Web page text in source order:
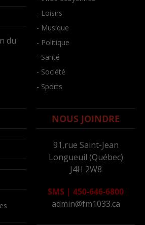
du
- Loisirs
- Musique
- Politique
- Santé
- Société
- Sports
NOUS JOINDRE
91,rue Saint-Jean
Longueuil (Québec)
J4H 2W8
SMS | 450-646-6800
admin@fm1033.ca